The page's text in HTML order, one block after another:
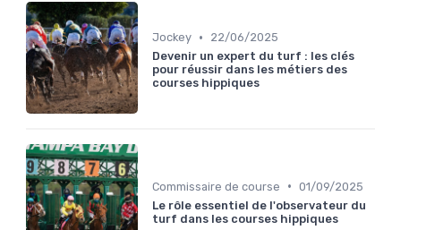
Jockey •
22/06/2025
Devenir un expert du turf : les clés
pour réussir dans les métiers des
courses hippiques
Commissaire de course • 01/09/2025
Le rôle essentiel de l'observateur du
turf dans les courses hippiques